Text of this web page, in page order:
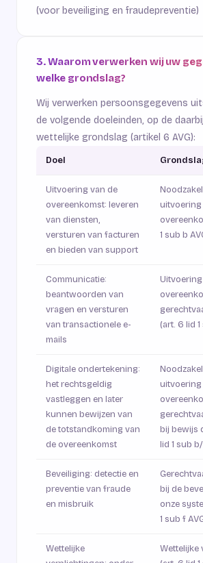
(voor beveiliging en fraudepreventie)
3. Waarom verwerken wij uw
welke grondslag?
Wij verwerken persoonsgegevens
de volgende doeleinden, op de
wettelijke grondslag (artikel 6 AVG):
Doel
Uitvoering van de
overeenkomst: leveren
van diensten,
versturen van facturen
en bieden van support
uitvoering
1 sub b
Communicatie:
beantwoorden van
vragen en versturen
van transactionele e-
mails
(art. 6 lid
Digitale ondertekening:
het rechtsgeldig
vastleggen en later
kunnen bewijzen van
de totstandkoming van
de overeenkomst
uitvoering
bij bewijs
lid 1 sub
Beveiliging: detectie en
preventie van fraude
en misbruik
bij de
onze
1 sub f
Wettelijke
Wettelijke